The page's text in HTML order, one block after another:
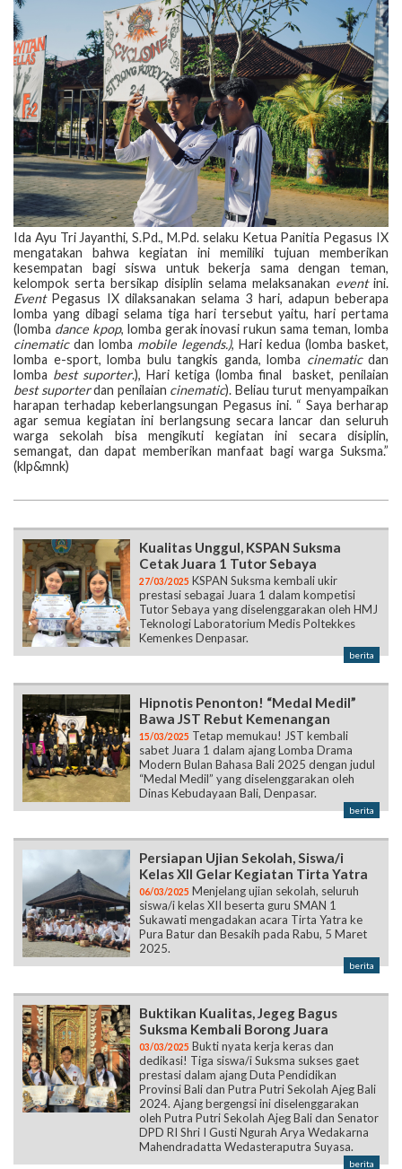
Ida Ayu Tri Jayanthi, S.Pd., M.Pd. selaku Ketua Panitia Pegasus IX
mengatakan bahwa kegiatan ini memiliki tujuan memberikan
kesempatan bagi siswa untuk bekerja sama dengan teman,
kelompok serta bersikap disiplin selama melaksanakan eventini.
EventPegasus IX dilaksanakan selama 3 hari, adapun beberapa
lomba yang dibagi selama tiga hari tersebut yaitu, hari pertama
(lomba dance kpop, lomba gerak inovasi rukun sama teman, lomba
cinematicdan lomba mobile legends.), Hari kedua (lomba basket,
lomba e-sport, lomba bulu tangkis ganda, lomba cinematicdan
lomba best suporter.), Hari ketiga (lomba final basket, penilaian
best suporterdan penilaian cinematic). Beliau turut menyampaikan
harapan terhadap keberlangsungan Pegasus ini. “ Saya berharap
agar semua kegiatan ini berlangsung secara lancar dan seluruh
warga sekolah bisa mengikuti kegiatan ini secara disiplin,
semangat, dan dapat memberikan manfaat bagi warga Suksma.”
(klp&mnk)
Kualitas Unggul, KSPAN Suksma
Cetak Juara 1 Tutor Sebaya
27/03/2025 KSPAN Suksma kembali ukir
prestasi sebagai Juara 1 dalam kompetisi
Tutor Sebaya yang diselenggarakan oleh HMJ
Teknologi Laboratorium Medis Poltekkes
Kemenkes Denpasar.
berita
Hipnotis Penonton! “Medal Medil”
Bawa JST Rebut Kemenangan
15/03/2025 Tetap memukau! JST kembali
sabet Juara 1 dalam ajang Lomba Drama
Modern Bulan Bahasa Bali 2025 dengan judul
“Medal Medil” yang diselenggarakan oleh
Dinas Kebudayaan Bali, Denpasar.
berita
Persiapan Ujian Sekolah, Siswa/i
Kelas XII Gelar Kegiatan Tirta Yatra
06/03/2025 Menjelang ujian sekolah, seluruh
siswa/i kelas XII beserta guru SMAN 1
Sukawati mengadakan acara Tirta Yatra ke
Pura Batur dan Besakih pada Rabu, 5 Maret
2025.
berita
Buktikan Kualitas, Jegeg Bagus
Suksma Kembali Borong Juara
03/03/2025 Bukti nyata kerja keras dan
dedikasi! Tiga siswa/i Suksma sukses gaet
prestasi dalam ajang Duta Pendidikan
Provinsi Bali dan Putra Putri Sekolah Ajeg Bali
2024. Ajang bergengsi ini diselenggarakan
oleh Putra Putri Sekolah Ajeg Bali dan Senator
DPD RI Shri I Gusti Ngurah Arya Wedakarna
Mahendradatta Wedasteraputra Suyasa.
berita